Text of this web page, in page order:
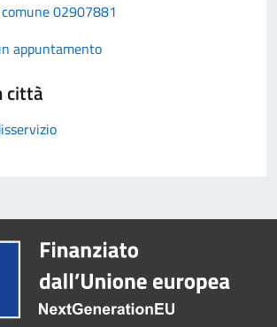
02907881
appuntamento
città